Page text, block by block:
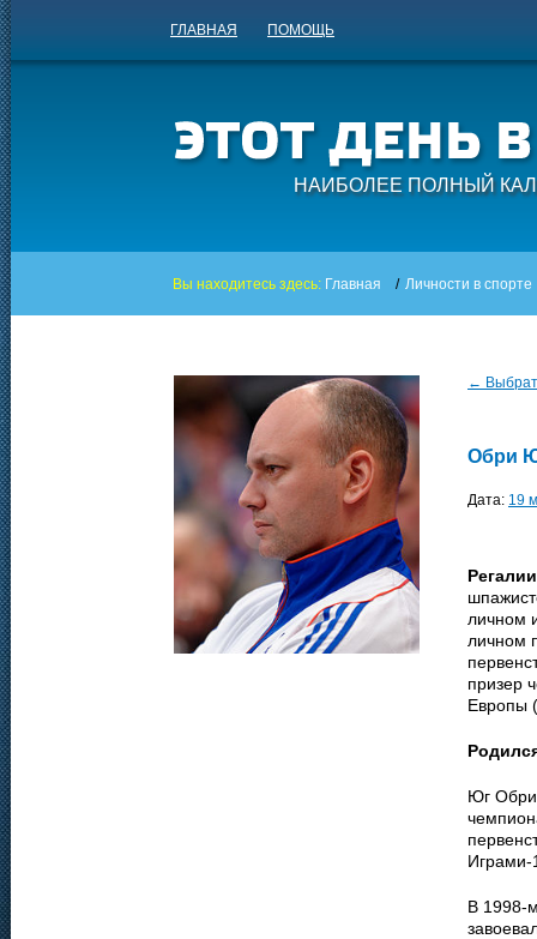
ГЛАВНАЯ ПОМОЩЬ
НАИБОЛЕЕ ПОЛНЫЙ
Вы находитесь здесь: Главная / Личности в спорте
←
Обри
Дата: 19
личном
личном
призер
Европы
Юг Обри
Играми-
В 1998-